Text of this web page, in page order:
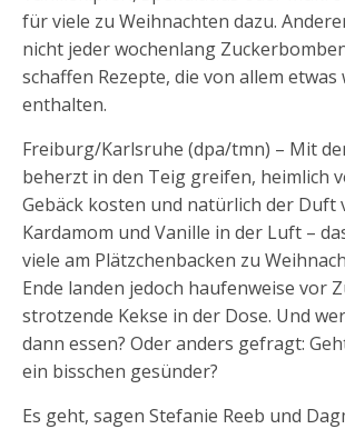
für viele zu Weihnachten dazu.
nicht jeder wochenlang
schaffen Rezepte, die von allem
enthalten.
Freiburg/Karlsruhe (dpa/tmn) – Mit
beherzt in den Teig greifen, heimlich
Gebäck kosten und natürlich der Duft
Kardamom und Vanille in der Luft –
viele am Plätzchenbacken zu
Ende landen jedoch haufenweise vor
strotzende Kekse in der Dose. Und
dann essen? Oder anders gefragt:
ein bisschen gesünder?
Es geht, sagen Stefanie Reeb und